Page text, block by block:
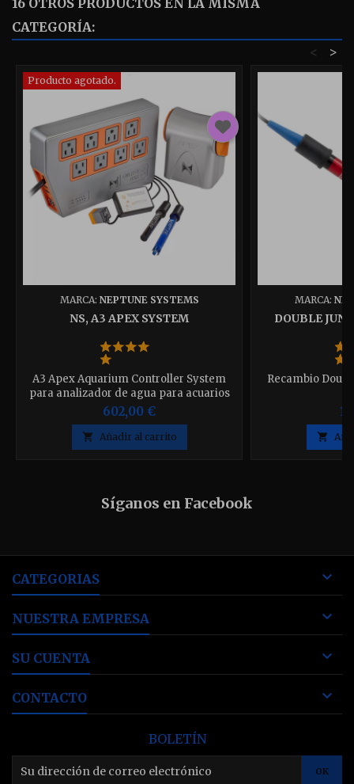
16 OTROS PRODUCTOS EN LA MISMA
CATEGORÍA:
>
<
Producto agotado.
MARCA: NEPTUNE SYSTEMS
NS, A3 APEX SYSTEM
A3 Apex Aquarium Controller System
para analizador de agua para acuarios
marinos
602,00 €
 Añadir al carrito
MARCA:
DOUBLE
Recambio

Síganos en Facebook
CATEGORIAS 
NUESTRA EMPRESA 
SU CUENTA 
CONTACTO 
BOLETÍN